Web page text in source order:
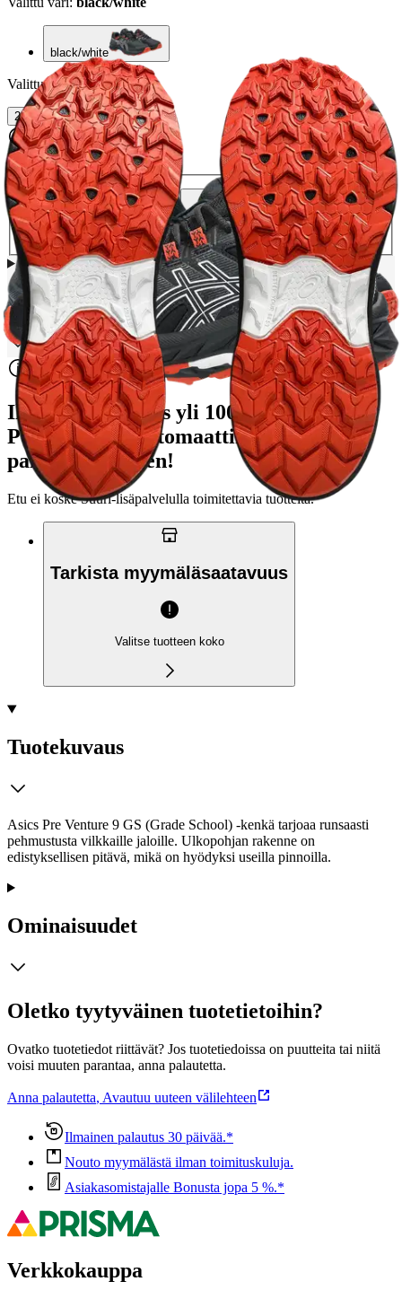
black/white
Valittu koko:Valitse koko
2 4 5 1.5 4.5 5.5
Koot ovat US kokoja
Valitse toimitustapa
Nouto myymälästä
Ilmainen
Siirry valitsemaan myymälä
Toimitus
Kotiin tai noutopisteeseenAlk. 0 €
Asics lasten kokotaulukko
Ilmainen toimitus yli 100 €:n tilauksille
Postin pakettiautomaattiin tai
palvelupisteeseen!
Etu ei koske Suuri‑lisäpalvelulla toimitettavia tuotteita.
Tarkista myymäläsaatavuus
Valitse tuotteen koko
Tuotekuvaus
Asics Pre Venture 9 GS (Grade School) -kenkä tarjoaa runsaasti
pehmustusta vilkkaille jaloille. Ulkopohjan rakenne on
edistyksellisen pitävä, mikä on hyödyksi useilla pinnoilla.
Ominaisuudet
Oletko tyytyväinen tuotetietoihin?
Ovatko tuotetiedot riittävät? Jos tuotetiedoissa on puutteita tai niitä
voisi muuten parantaa, anna palautetta.
Anna palautetta, Avautuu uuteen välilehteen
Ilmainen palautus 30 päivää.*
Nouto myymälästä ilman toimituskuluja.
Asiakasomistajalle Bonusta jopa 5 %.*
Verkkokauppa